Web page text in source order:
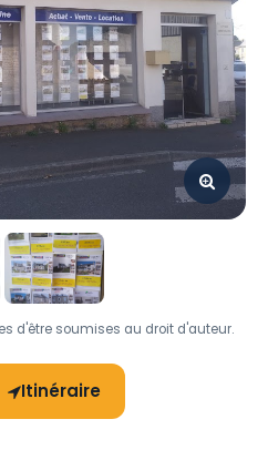
d'être soumises au droit d'auteur.
Itinéraire